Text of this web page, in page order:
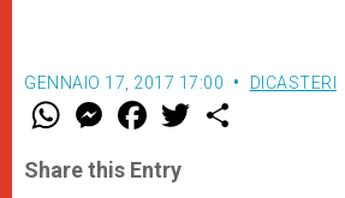
GENNAIO 17, 2017 17:00 DICASTERI
W
t
s
M
e
s
e
F
a
e
b
w
Share this Entry